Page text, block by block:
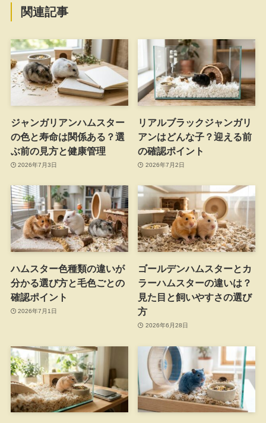
関連記事
ジャンガリアンハムスター
の色と寿命は関係ある？選
ぶ前の見方と健康管理
2026年7月3日
リアルブラックジャンガリ
アンはどんな子？迎える前
の確認ポイント
2026年7月2日
ハムスター色種類の違いが
分かる選び方と毛色ごとの
確認ポイント
2026年7月1日
ゴールデンハムスターとカ
ラーハムスターの違いは？
見た目と飼いやすさの選び
方
2026年6月28日